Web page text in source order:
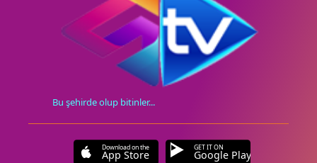
Bu şehirde olup bitinler...
Download on the
App Store
GET IT ON
Google Play